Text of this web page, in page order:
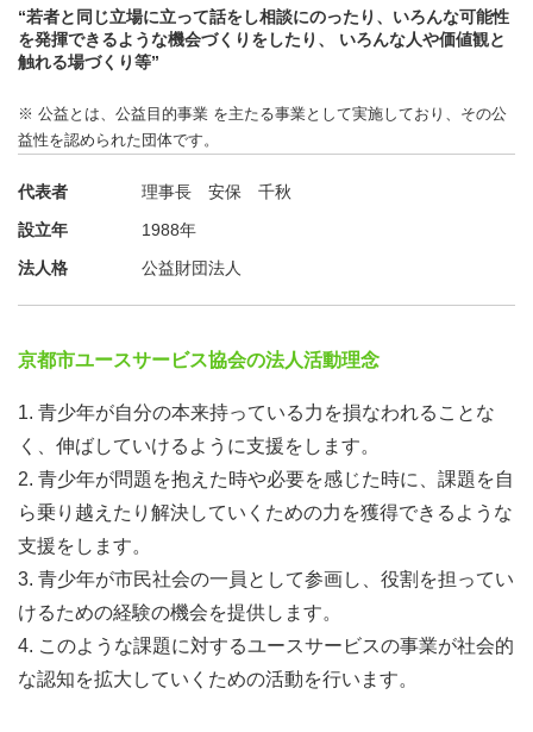
テスト勉強や宿題に一生懸命取り組んだり、受験に備えた
り、頑張っています。学習のサポートや場所づくりにぜひ
“若者と同じ立場に立って話をし相談にのったり、いろんな可能性
を発揮できるような機会づくりをしたり、 いろんな人や価値観と
触れる場づくり等”
※ 公益とは、公益目的事業 を主たる事業として実施しており、その公
益性を認められた団体です。
代表者
理事長 安保 千秋
設立年
1988年
法人格
公益財団法人
京都市ユースサービス協会の法人活動理念
1. 青少年が自分の本来持っている力を損なわれることな
く、伸ばしていけるように支援をします。
2. 青少年が問題を抱えた時や必要を感じた時に、課題を自
ら乗り越えたり解決していくための力を獲得できるような
支援をします。
3. 青少年が市民社会の一員として参画し、役割を担ってい
けるための経験の機会を提供します。
4. このような課題に対するユースサービスの事業が社会的
な認知を拡大していくための活動を行います。